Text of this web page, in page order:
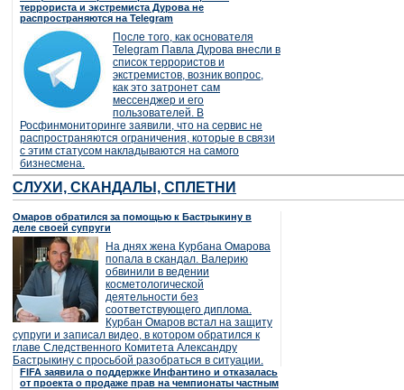
террориста и экстремиста Дурова не
распространяются на Telegram
После того, как основателя
Telegram Павла Дурова внесли в
список террористов и
экстремистов, возник вопрос,
как это затронет сам
мессенджер и его
пользователей. В
Росфинмониторинге заявили, что на сервис не
распространяются ограничения, которые в связи
с этим статусом накладываются на самого
бизнесмена.
СЛУХИ, СКАНДАЛЫ, СПЛЕТНИ
Омаров обратился за помощью к Бастрыкину в
деле своей супруги
На днях жена Курбана Омарова
попала в скандал. Валерию
обвинили в ведении
косметологической
деятельности без
соответствующего диплома.
Курбан Омаров встал на защиту
супруги и записал видео, в котором обратился к
главе Следственного Комитета Александру
Бастрыкину с просьбой разобраться в ситуации.
FIFA заявила о поддержке Инфантино и отказалась
от проекта о продаже прав на чемпионаты частным